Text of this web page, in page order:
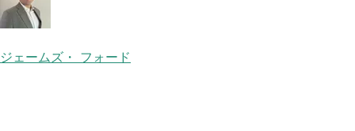
ジェームズ・ フォード